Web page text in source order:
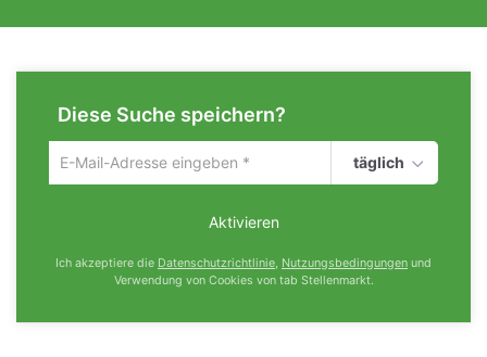
Diese Suche speichern?
Um
die
zu
speichern
deine
täglich
Aktivieren
Ich akzeptiere die Datenschutzrichtlinie, Nutzungsbedingungen und
Verwendung von Cookies von tab Stellenmarkt.